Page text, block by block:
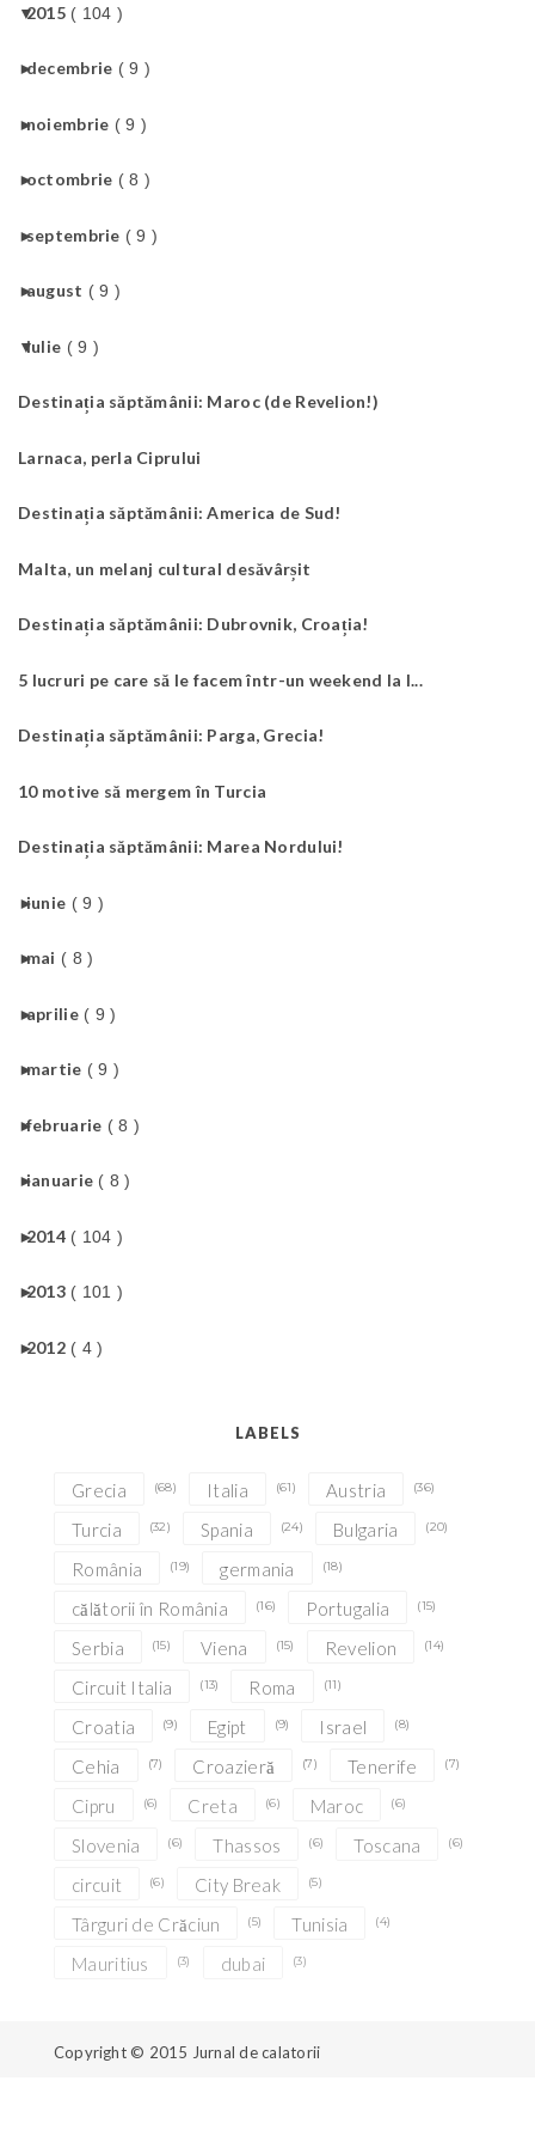
▼
2015 ( 104 )
►
decembrie ( 9 )
►
noiembrie ( 9 )
►
octombrie ( 8 )
►
septembrie ( 9 )
►
august ( 9 )
▼
iulie ( 9 )
Destinația săptămânii: Maroc (de Revelion!)
Larnaca, perla Ciprului
Destinația săptămânii: America de Sud!
Malta, un melanj cultural desăvârșit
Destinația săptămânii: Dubrovnik, Croația!
5 lucruri pe care să le facem într-un weekend la I...
Destinația săptămânii: Parga, Grecia!
10 motive să mergem în Turcia
Destinația săptămânii: Marea Nordului!
►
iunie ( 9 )
►
mai ( 8 )
►
aprilie ( 9 )
►
martie ( 9 )
►
februarie ( 8 )
►
ianuarie ( 8 )
►
2014 ( 104 )
►
2013 ( 101 )
►
2012 ( 4 )
LABELS
Grecia (68) Italia (61) Austria (36)
Turcia (32) Spania (24) Bulgaria (20)
România (19) germania (18)
călătorii în România (16) Portugalia (15)
Serbia (15) Viena (15) Revelion (14)
Circuit Italia (13) Roma (11)
Croatia (9) Egipt (9) Israel (8)
Cehia (7) Croazieră (7) Tenerife (7)
Cipru (6) Creta (6) Maroc (6)
Slovenia (6) Thassos (6) Toscana (6)
circuit (6) City Break (5)
Târguri de Crăciun (5) Tunisia (4)
Mauritius (3) dubai (3)
Copyright © 2015 Jurnal de calatorii